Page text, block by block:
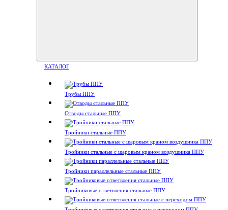
КАТАЛОГ
Трубы ППУ
Отводы стальные ППУ
Тройники стальные ППУ
Тройники стальные с шаровым краном воздушника ППУ
Тройники параллельные стальные ППУ
Тройниковые ответвления стальные ППУ